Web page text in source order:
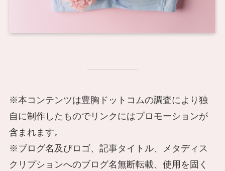
※本コンテンツは豊胸ドットコムの調査により独
自に制作したものでリンクにはプロモーションが
含まれます。
※ブログ名及びロゴ、記事タイトル、メタディス
クリプションへのブログ名無断転載、使用を固く